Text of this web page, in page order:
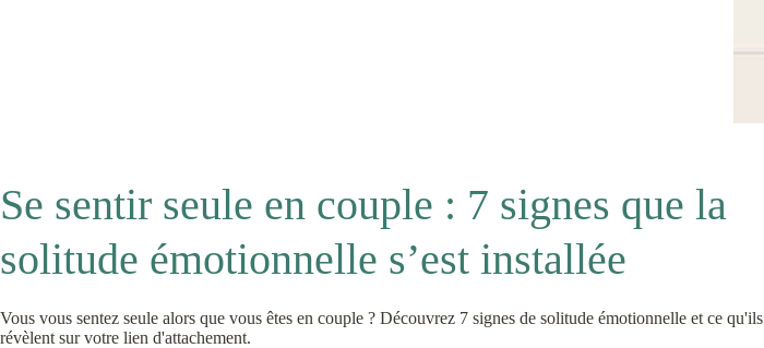
Se sentir seule en couple : 7 signes que la
solitude émotionnelle s’est installée
Vous vous sentez seule alors que vous êtes en couple ? Découvrez 7 signes de solitude émotionnelle et ce qu'ils
révèlent sur votre lien d'attachement.